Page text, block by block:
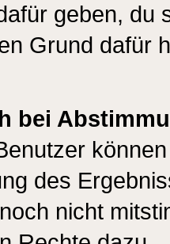
geben, du
Grund dafür
bei
des
nicht